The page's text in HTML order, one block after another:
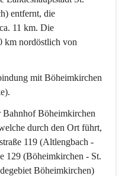
entfernt, die
11 km. Die
km nordöstlich von
mit Böheimkirchen
Bahnhof Böheimkirchen
durch den Ort führt,
119 (Altlengbach -
129 (Böheimkirchen - St.
Böheimkirchen)